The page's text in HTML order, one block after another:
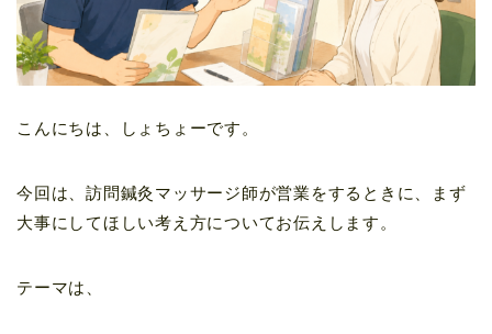
こんにちは、しょちょーです。
今回は、訪問鍼灸マッサージ師が営業をするときに、まず
大事にしてほしい考え方についてお伝えします。
テーマは、